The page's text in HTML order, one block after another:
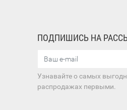
ПОДПИШИСЬ НА
Узнавайте о самых
распродажах первыми.